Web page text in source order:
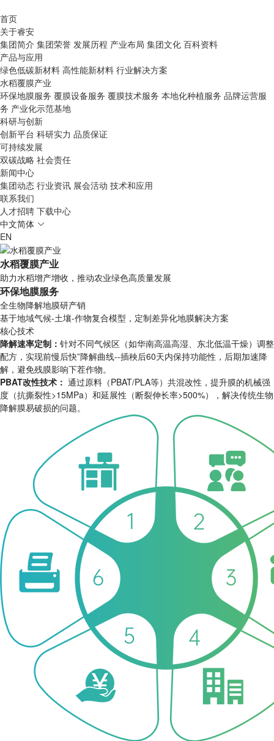
首页
关于睿安
集团简介 集团荣誉 发展历程 产业布局 集团文化 百科资料
产品与应用
绿色低碳新材料 高性能新材料 行业解决方案
水稻覆膜产业
环保地膜服务 覆膜设备服务 覆膜技术服务 本地化种植服务 品牌运营服
务 产业化示范基地
科研与创新
创新平台 科研实力 品质保证
可持续发展
双碳战略 社会责任
新闻中心
集团动态 行业资讯 展会活动 技术和应用
联系我们
人才招聘 下载中心
中文简体
EN
水稻覆膜产业
助力水稻增产增收，推动农业绿色高质量发展
环保地膜服务
全生物降解地膜研产销
基于地域气候-土壤-作物复合模型，定制差异化地膜解决方案
核心技术
降解速率定制： 针对不同气候区（如华南高温高湿、东北低温干燥）调整
配方，实现前慢后快”降解曲线--插秧后60天内保持功能性，后期加速降
解，避免残膜影响下茬作物。
PBAT改性技术： 通过原料（PBAT/PLA等）共混改性，提升膜的机械强
度（抗撕裂性>15MPa）和延展性（断裂伸长率>500%），解决传统生物
降解膜易破损的问题。